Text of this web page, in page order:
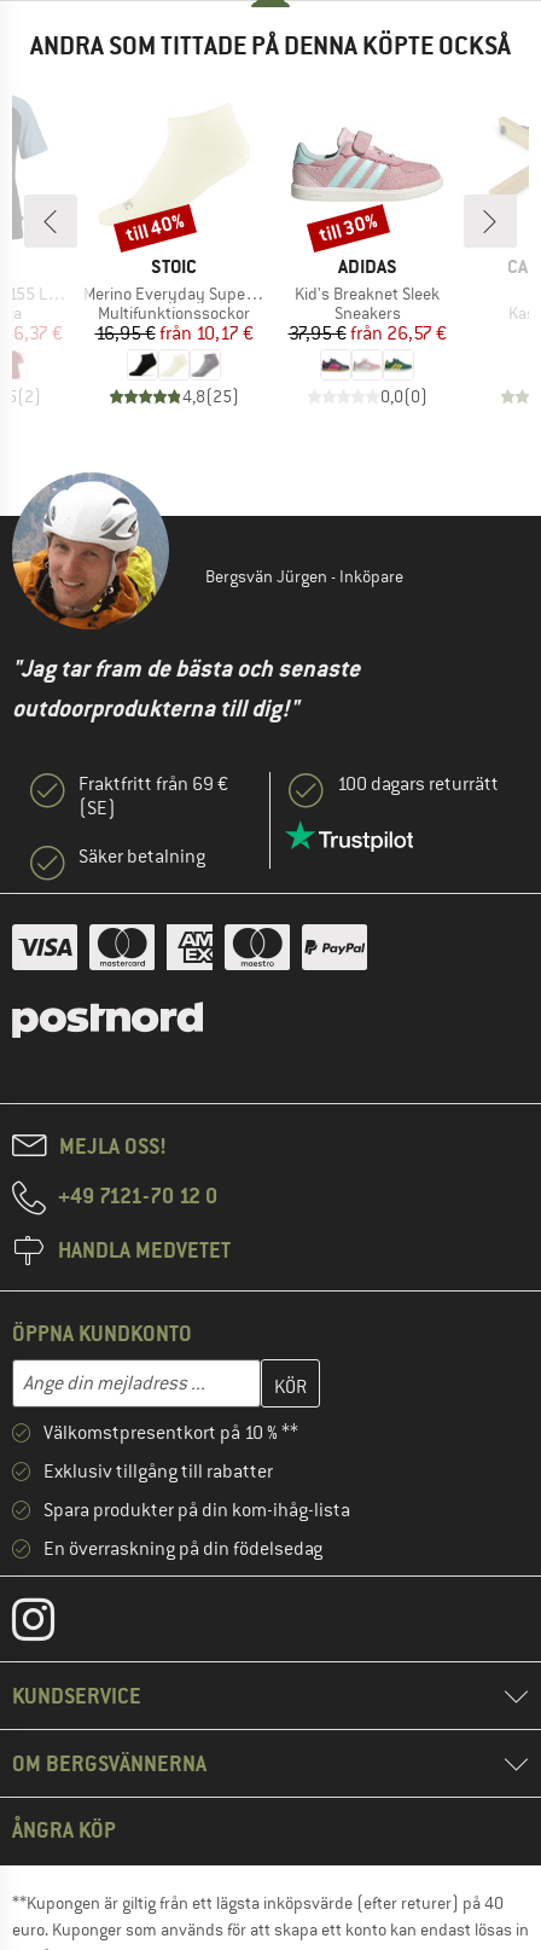
ANDRA SOM TITTADE PÅ DENNA KÖPTE OCKSÅ
Shirt
pris
46,37 €
(2)
VARUMÄRKE
STOIC
Produkter
Merino Everyday Superlight No Show
Produktgrupp
Multifunktionssockor
Pris
16,95 € Reducerat pris
från 10,17 €
4,8(25)
Rabatt
till 40%
VARUMÄRKE
ADIDAS
Produkter
Kid's Breaknet Sleek
Produktgrupp
Sneakers
Pris
37,95 € Reducerat pris
från 26,57 €
0,0(0)
Rabatt
till 30%
Bergsvän Jürgen - Inköpare
"Jag tar fram de bästa och senaste
outdoorprodukterna till dig!"
Fraktfritt från 69 €
(SE)
Säker betalning
100 dagars returrätt
MEJLA OSS!
+49 7121-70 12 0
HANDLA MEDVETET
ÖPPNA KUNDKONTO
Mejladress
Skriv in din e-postadress här och skapa ditt kundkonto i nästa
Välkomstpresentkort på 10 % **
Exklusiv tillgång till rabatter
Spara produkter på din kom-ihåg-lista
En överraskning på din födelsedag
KUNDSERVICE
OM BERGSVÄNNERNA
ÅNGRA KÖP
**Kupongen är giltig från ett lägsta inköpsvärde (efter returer) på 40
euro. Kuponger som används för att skapa ett konto kan endast lösas in